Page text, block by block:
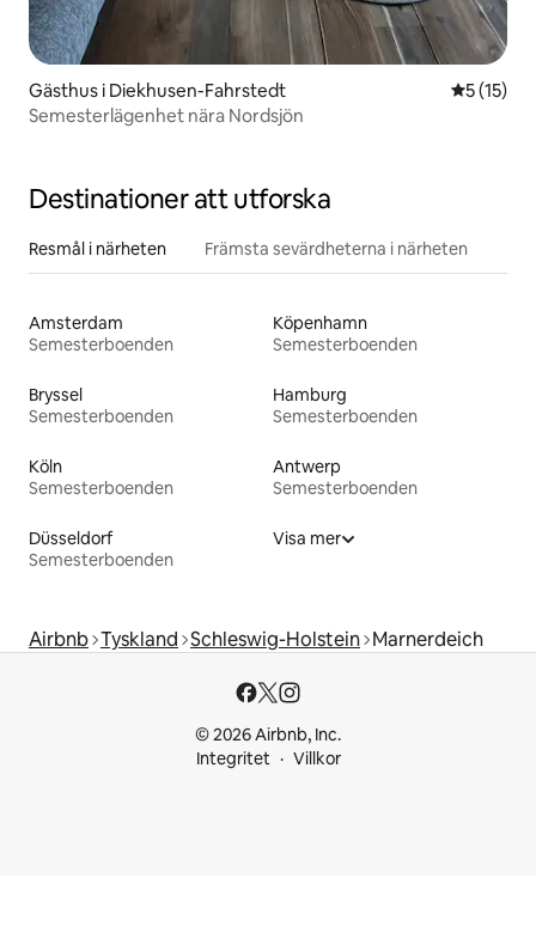
Gästhus i Diekhusen-Fahrstedt 5 av 5 i
5 (15)
Semesterlägenhet nära Nordsjön
Destinationer att utforska
Resmål i närheten Främsta sevärdheterna i närheten
Amsterdam
Semesterboenden
Köpenhamn
Semesterboenden
Bryssel
Semesterboenden
Hamburg
Semesterboenden
Köln
Semesterboenden
Antwerp
Semesterboenden
Düsseldorf
Semesterboenden
Visa mer
Airbnb Tyskland Schleswig-Holstein Marnerdeich
© 2026 Airbnb, Inc.
Integritet
Villkor